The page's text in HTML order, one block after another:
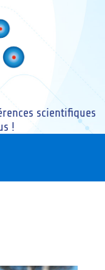
scientifiques
!